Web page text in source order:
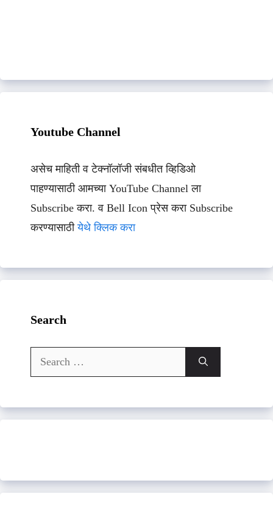
Youtube Channel
असेच माहिती व टेक्नॉलॉजी संबधीत व्हिडिओ
पाहण्यासाठी आमच्या YouTube Channel ला
Subscribe करा. व Bell Icon प्रेस करा Subscribe
करण्यासाठीयेथे क्लिक करा
Search
Search
for: